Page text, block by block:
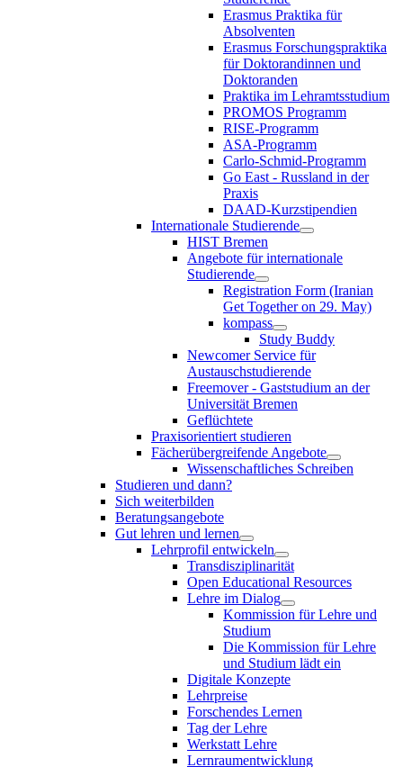
Erasmus Praktika für
Absolventen
Erasmus Forschungspraktika
für Doktorandinnen und
Doktoranden
Praktika im Lehramtsstudium
PROMOS Programm
RISE-Programm
ASA-Programm
Carlo-Schmid-Programm
Go East - Russland in der
Praxis
DAAD-Kurzstipendien
Internationale Studierende
HIST Bremen
Angebote für internationale
Studierende
Registration Form (Iranian
Get Together on 29. May)
kompass
Study Buddy
Newcomer Service für
Austauschstudierende
Freemover - Gaststudium an der
Universität Bremen
Geflüchtete
Praxisorientiert studieren
Fächerübergreifende Angebote
Wissenschaftliches Schreiben
Studieren und dann?
Sich weiterbilden
Beratungsangebote
Gut lehren und lernen
Lehrprofil entwickeln
Transdisziplinarität
Open Educational Resources
Lehre im Dialog
Kommission für Lehre und
Studium
Die Kommission für Lehre
und Studium lädt ein
Digitale Konzepte
Lehrpreise
Forschendes Lernen
Tag der Lehre
Werkstatt Lehre
Lernraumentwicklung